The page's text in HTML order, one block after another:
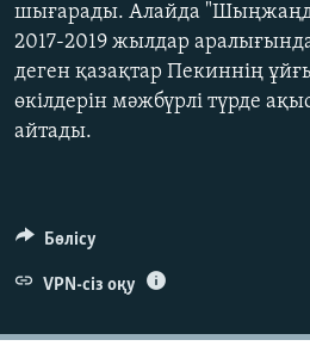
шығарады. Алайда
2017-2019 жылдар
деген қазақтар Пекиннің
өкілдерін мәжбүрлі түрде
айтады.
Бөлісу
VPN-сіз оқу